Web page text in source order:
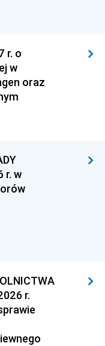
r. o
w
oraz
r. w
r.